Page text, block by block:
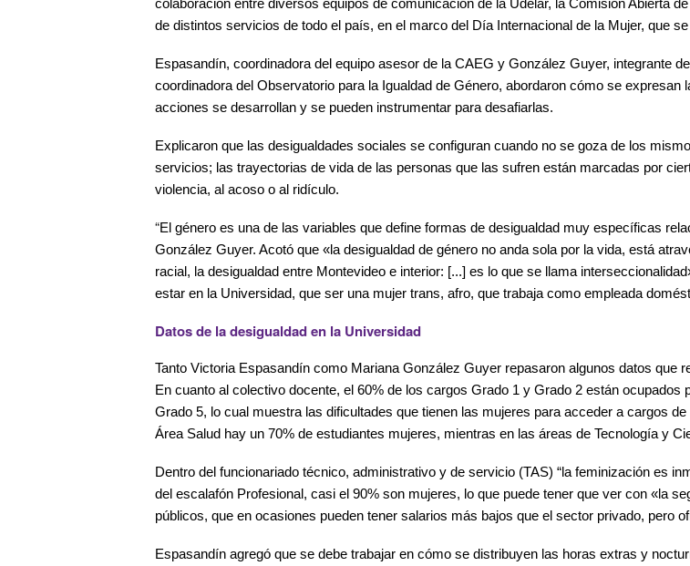
colaboración entre diversos equipos de comunicación de la Udelar, la Comisión Abierta
de distintos servicios de todo el país, en el marco del Día Internacional de la Mujer, que
Espasandín, coordinadora del equipo asesor de la CAEG y González Guyer, integrante
coordinadora del Observatorio para la Igualdad de Género, abordaron cómo se
acciones se desarrollan y se pueden instrumentar para desafiarlas.
Explicaron que las desigualdades sociales se configuran cuando no se goza de los
servicios; las trayectorias de vida de las personas que las sufren están marcadas por
violencia, al acoso o al ridículo.
“El género es una de las variables que define formas de desigualdad muy específicas
González Guyer. Acotó que «la desigualdad de género no anda sola por la vida, está
racial, la desigualdad entre Montevideo e interior: [...] es lo que se llama
estar en la Universidad, que ser una mujer trans, afro, que trabaja como empleada
Datos de la desigualdad en la Universidad
Tanto Victoria Espasandín como Mariana González Guyer repasaron algunos datos que
En cuanto al colectivo docente, el 60% de los cargos Grado 1 y Grado 2 están
Grado 5, lo cual muestra las dificultades que tienen las mujeres para acceder a cargos
Área Salud hay un 70% de estudiantes mujeres, mientras en las áreas de Tecnología y
Dentro del funcionariado técnico, administrativo y de servicio (TAS) “la feminización es
del escalafón Profesional, casi el 90% son mujeres, lo que puede tener que ver con «la
públicos, que en ocasiones pueden tener salarios más bajos que el sector privado, pero
Espasandín agregó que se debe trabajar en cómo se distribuyen las horas extras y